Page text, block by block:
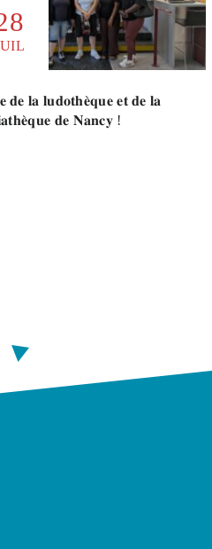
𝐝𝐞 𝐥𝐚 𝐥𝐮𝐝𝐨𝐭𝐡𝐞̀𝐪𝐮𝐞 𝐞𝐭 𝐝𝐞 𝐥𝐚
𝐝𝐞 𝐍𝐚𝐧𝐜𝐲 !